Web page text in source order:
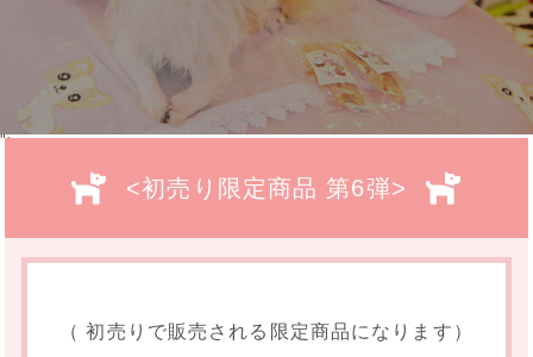
">
<初売り限定商品 第6弾>
（ 初売りで販売される限定商品になります）